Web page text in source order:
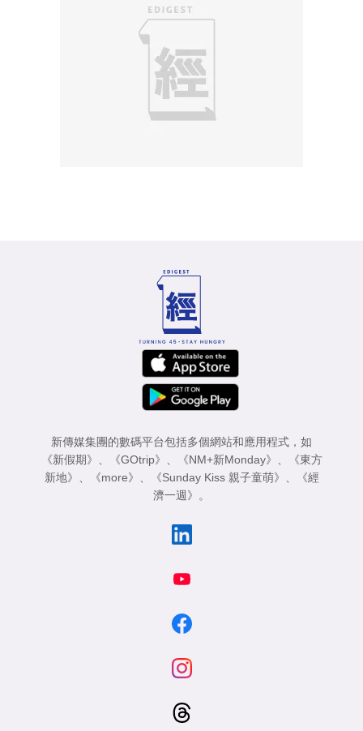
新傳媒集團的數碼平台包括多個網站和應用程式，如
《新假期》
《GOtrip》 《NM+新Monday》
《東方
新地》
《more》 《Sunday Kiss 親子童萌》
《經
濟一週》
。